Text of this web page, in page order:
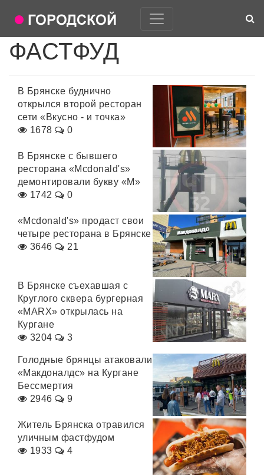
ФАСТФУД
В Брянске буднично
открылся второй ресторан
сети «Вкусно - и точка»
1678
0
В Брянске с бывшего
ресторана «Mcdonald's»
демонтировали букву «М»
1742
0
«Mcdonald's» продаст свои
четыре ресторана в Брянске
3646
21
В Брянске съехавшая с
Круглого сквера бургерная
«МАRX» открылась на
Кургане
3204
3
Голодные брянцы атаковали
«Макдоналдс» на Кургане
Бессмертия
2946
9
Житель Брянска отравился
уличным фастфудом
1933
4